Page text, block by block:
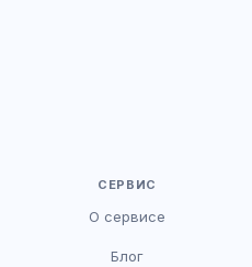
СЕРВИС
О сервисе
Блог
DriveJob.